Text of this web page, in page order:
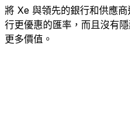
將 Xe 與領先的銀行和供應
行更優惠的匯率，而且沒有
更多價值。